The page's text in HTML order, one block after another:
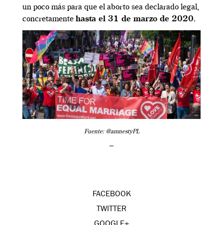
un poco más para que el aborto sea declarado legal,
concretamente hasta el 31 de marzo de 2020.
Fuente: @amnestyPL
–
FACEBOOK
TWITTER